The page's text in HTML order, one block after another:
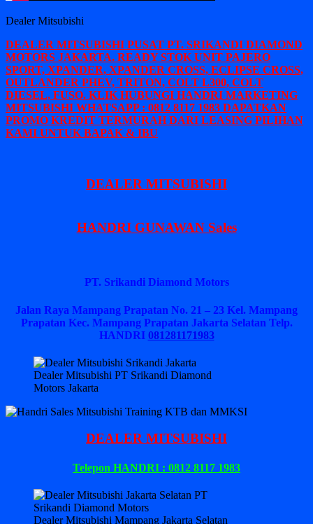
Dealer Mitsubishi
DEALER MITSUBISHI PUSAT PT. SRIKANDI DIAMOND
MOTORS JAKARTA. READY STOK UNIT PAJERO
SPORT, XPANDER, XPANDER CROSS, ECLIPSE CROSS,
OUTLANDER PHEV, TRITON, COLT L300, COLT
DIESEL, FUSO. KLIK HUBUNGI HANDRI MARKETING
MITSUBISHI WHATSAPP : 0812 8117 1983 DAPATKAN
PROMO KREDIT TERMURAH DARI LEASING PILIHAN
KAMI UNTUK BAPAK & IBU
DEALER MITSUBISHI
HANDRI GUNAWAN Sales
PT. Srikandi Diamond Motors
Jalan Raya Mampang Prapatan No. 21 – 23 Kel. Mampang
Prapatan Kec. Mampang Prapatan Jakarta Selatan Telp.
HANDRI 081281171983
Dealer Mitsubishi PT Srikandi Diamond
Motors Jakarta
DEALER MITSUBISHI
Telepon HANDRI : 0812 8117 1983
Dealer Mitsubishi Mampang Jakarta Selatan